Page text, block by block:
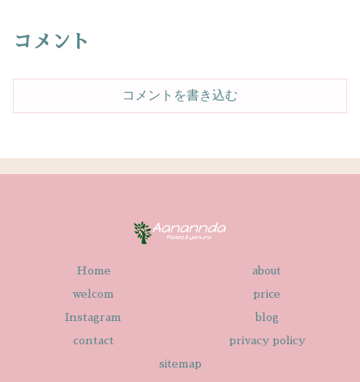
コメント
コメントを書き込む
Home about
welcom price
Instagram blog
contact privacy policy
sitemap